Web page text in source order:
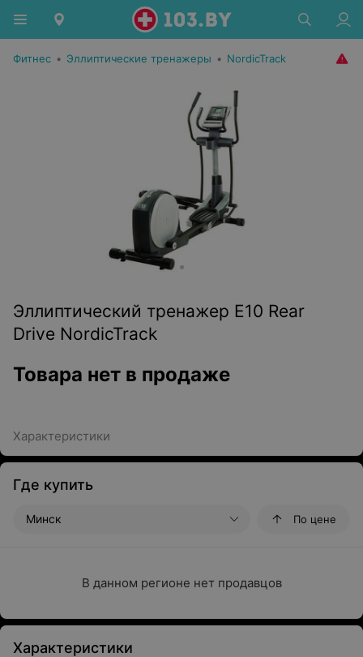
Фитнес • Эллиптические тренажеры • NordicTrack
Эллиптический тренажер E10 Rear
Drive NordicTrack
Товара нет в продаже
Характеристики
Где купить
Минск По цене
В данном регионе нет продавцов
Характеристики